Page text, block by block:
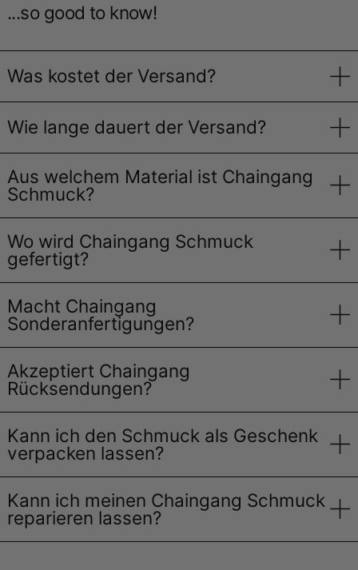
...so good to know!
Was kostet der Versand?
Wie lange dauert der Versand?
Aus welchem Material ist Chaingang
Schmuck?
Wo wird Chaingang Schmuck
gefertigt?
Macht Chaingang
Sonderanfertigungen?
Akzeptiert Chaingang
Rücksendungen?
Kann ich den Schmuck als Geschenk
verpacken lassen?
Kann ich meinen Chaingang Schmuck
reparieren lassen?